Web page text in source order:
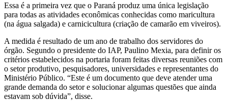
Essa é a primeira vez que o Paraná produz uma única legislação
para todas as atividades econômicas conhecidas como maricultura
(na água salgada) e carnicicultura (criação de camarão em viveiros).
A medida é resultado de um ano de trabalho dos servidores do
órgão. Segundo o presidente do IAP, Paulino Mexia, para definir os
critérios estabelecidos na portaria foram feitas diversas reuniões com
o setor produtivo, pesquisadores, universidades e representantes do
Ministério Público. “Este é um documento que deve atender uma
grande demanda do setor e solucionar algumas questões que ainda
estavam sob dúvida”, disse.